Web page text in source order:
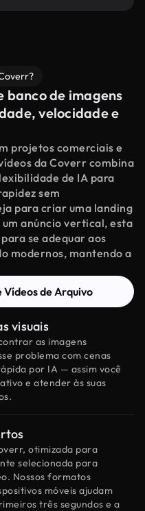
banco de imagens
velocidade e
projetos comerciais e
da Coverr combina
de IA para
sem
para criar uma landing
anúncio vertical, esta
se adequar aos
modernos, mantendo a
Vídeos de Arquivo
visuais
as imagens
problema com cenas
por IA — assim você
e atender às suas
otimizada para
selecionada para
Nossos formatos
móveis ajudam
três segundos e a